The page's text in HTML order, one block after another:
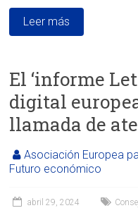
Leer más
El ‘informe
digital
llamada de
Asociación Europea
Futuro económico
abril 29, 2024